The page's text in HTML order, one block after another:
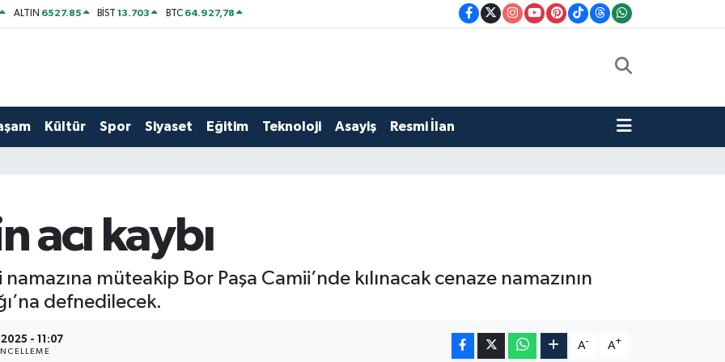
ALTIN 6527.85 BİST13.703 BTC 64.927,78
Kültür Spor Siyaset Eğitim Teknoloji Asayiş Resmi İlan
acı kaybı
müteakip Bor Paşa Camii’nde kılınacak cenaze namazının
defnedilecek.
- 11:07 A- A+